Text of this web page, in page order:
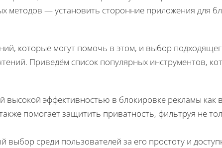
методов — установить сторонние приложения для
которые могут помочь в этом, и выбор
Приведём список популярных инструментов,
высокой эффективностью в блокировке рекламы как
помогает защитить приватность, фильтруя не
среди пользователей за его простоту и